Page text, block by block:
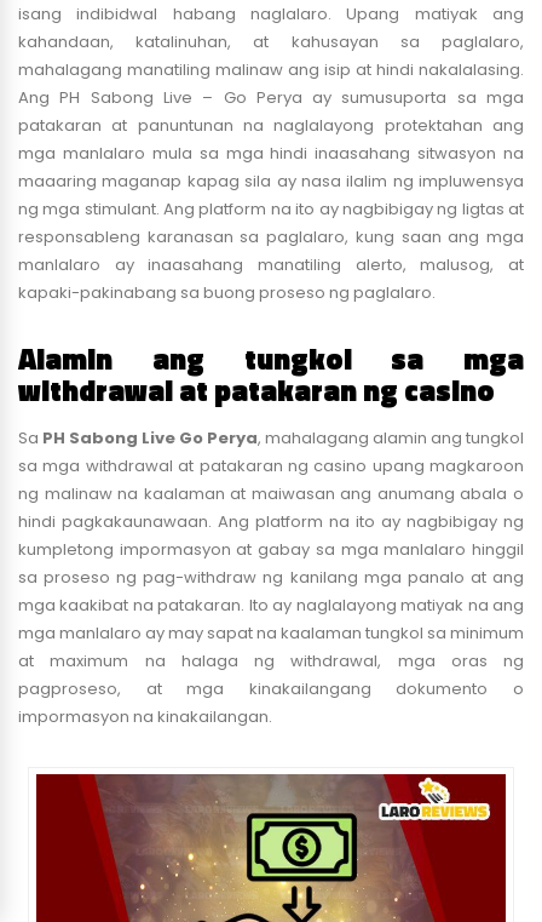
isang indibidwal habang naglalaro. Upang matiyak ang
kahandaan, katalinuhan, at kahusayan sa paglalaro,
mahalagang manatiling malinaw ang isip at hindi nakalalasing.
Ang PH Sabong Live – Go Perya ay sumusuporta sa mga
patakaran at panuntunan na naglalayong protektahan ang
mga manlalaro mula sa mga hindi inaasahang sitwasyon na
maaaring maganap kapag sila ay nasa ilalim ng impluwensya
ng mga stimulant. Ang platform na ito ay nagbibigay ng ligtas at
responsableng karanasan sa paglalaro, kung saan ang mga
manlalaro ay inaasahang manatiling alerto, malusog, at
kapaki-pakinabang sa buong proseso ng paglalaro.
Alamin ang tungkol sa mga
withdrawal at patakaran ng casino
Sa PH Sabong Live Go Perya, mahalagang alamin ang tungkol
sa mga withdrawal at patakaran ng casino upang magkaroon
ng malinaw na kaalaman at maiwasan ang anumang abala o
hindi pagkakaunawaan. Ang platform na ito ay nagbibigay ng
kumpletong impormasyon at gabay sa mga manlalaro hinggil
sa proseso ng pag-withdraw ng kanilang mga panalo at ang
mga kaakibat na patakaran. Ito ay naglalayong matiyak na ang
mga manlalaro ay may sapat na kaalaman tungkol sa minimum
at maximum na halaga ng withdrawal, mga oras ng
pagproseso, at mga kinakailangang dokumento o
impormasyon na kinakailangan.